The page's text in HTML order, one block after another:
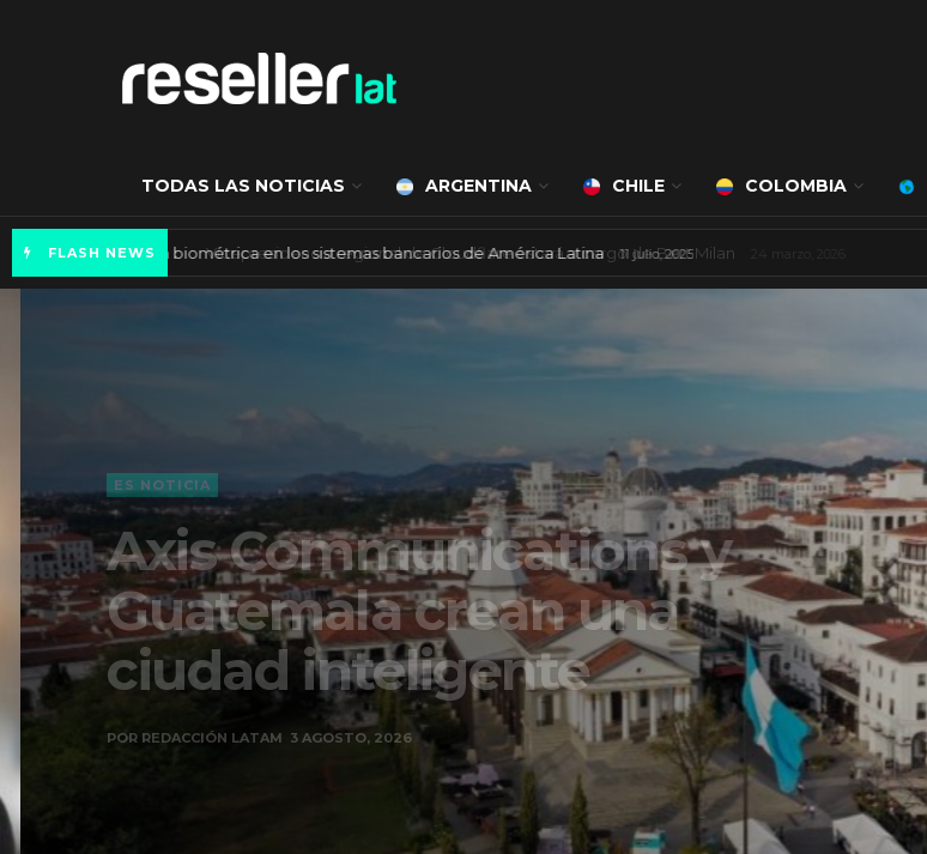
TODAS LAS NOTICIAS ARGENTINA CHILE COLOMBIA
FLASH NEWS Autenticación biométrica en los sistemas bancarios de América Latina
ES NOTICIA
Axis Communications y
Guatemala crean una
ciudad inteligente
REDACCIÓN LATAM 3 AGOSTO, 2026